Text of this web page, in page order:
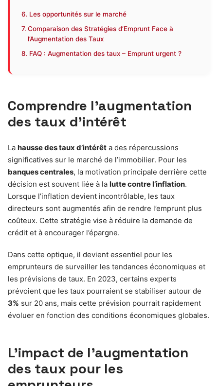
Les opportunités sur le marché
Comparaison des Stratégies d’Emprunt Face à
l’Augmentation des Taux
FAQ : Augmentation des taux – Emprunt urgent ?
Comprendre l’augmentation
des taux d’intérêt
La hausse des taux d’intérêt a des répercussions
significatives sur le marché de l’immobilier. Pour les
banques centrales, la motivation principale derrière cette
décision est souvent liée à la lutte contre l’inflation.
Lorsque l’inflation devient incontrôlable, les taux
directeurs sont augmentés afin de rendre l’emprunt plus
coûteux. Cette stratégie vise à réduire la demande de
crédit et à encourager l’épargne.
Dans cette optique, il devient essentiel pour les
emprunteurs de surveiller les tendances économiques et
les prévisions de taux. En 2023, certains experts
prévoient que les taux pourraient se stabiliser autour de
3% sur 20 ans, mais cette prévision pourrait rapidement
évoluer en fonction des conditions économiques globales.
L’impact de l’augmentation
des taux pour les